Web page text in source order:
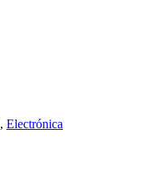
, Electrónica